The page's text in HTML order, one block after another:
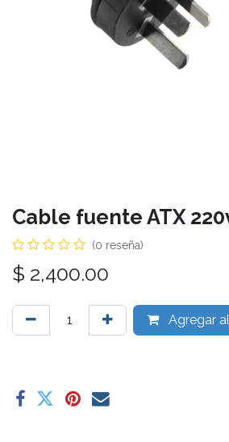
Cable fuente ATX
(0 reseña)
$ 2,400.00
Agregar